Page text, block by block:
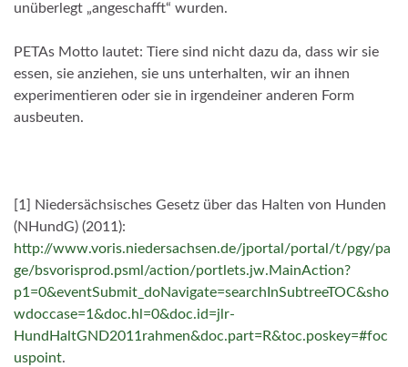
unüberlegt „angeschafft“ wurden.
PETAs Motto lautet: Tiere sind nicht dazu da, dass wir sie
essen, sie anziehen, sie uns unterhalten, wir an ihnen
experimentieren oder sie in irgendeiner anderen Form
ausbeuten.
[1] Niedersächsisches Gesetz über das Halten von Hunden
(NHundG) (2011):
http://www.voris.niedersachsen.de/jportal/portal/t/pgy/pa
ge/bsvorisprod.psml/action/portlets.jw.MainAction?
p1=0&eventSubmit_doNavigate=searchInSubtreeTOC&sho
wdoccase=1&doc.hl=0&doc.id=jlr-
HundHaltGND2011rahmen&doc.part=R&toc.poskey=#foc
uspoint.